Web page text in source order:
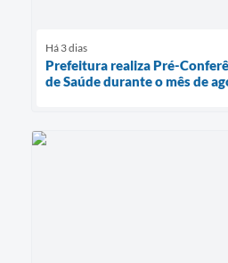
Há 3 dias
Prefeitura realiza Pré-
de Saúde durante o mês de